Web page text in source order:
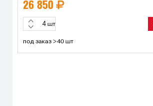
26 850
шт
под заказ >40 шт